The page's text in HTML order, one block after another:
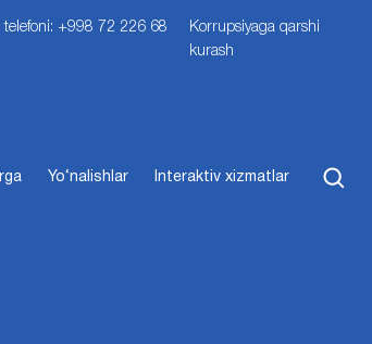
telefoni: +998 72 226 68
Korrupsiyaga qarshi
kurash
Yo‘nalishlar Interaktiv xizmatlar